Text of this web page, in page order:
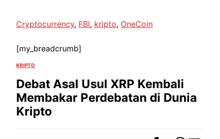
Cryptocurrency, FBI, kripto, OneCoin
[my_breadcrumb]
KRIPTO
Debat Asal Usul XRP Kembali
Membakar Perdebatan di Dunia
Kripto